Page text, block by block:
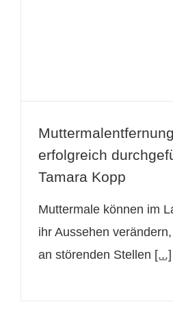
erfolgreich
Tamara Kopp
Muttermale können im
ihr Aussehen
an störenden Stellen [...]